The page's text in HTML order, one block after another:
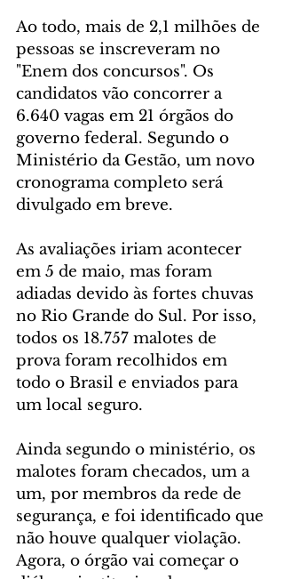
Ao todo, mais de 2,1 milhões de
pessoas se inscreveram no
"Enem dos concursos". Os
candidatos vão concorrer a
6.640 vagas em 21 órgãos do
governo federal. Segundo o
Ministério da Gestão, um novo
cronograma completo será
divulgado em breve.
As avaliações iriam acontecer
em 5 de maio, mas foram
adiadas devido às fortes chuvas
no Rio Grande do Sul. Por isso,
todos os 18.757 malotes de
prova foram recolhidos em
todo o Brasil e enviados para
um local seguro.
Ainda segundo o ministério, os
malotes foram checados, um a
um, por membros da rede de
segurança, e foi identificado que
não houve qualquer violação.
Agora, o órgão vai começar o